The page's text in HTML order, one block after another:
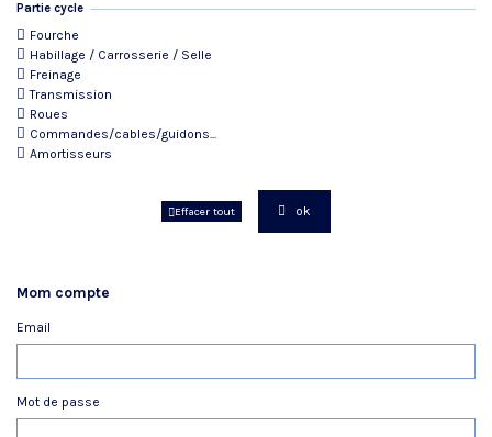
Partie cycle
Fourche
Habillage / Carrosserie / Selle
Freinage
Transmission
Roues
Commandes/cables/guidons...
Amortisseurs
Effacer tout ok
Mom compte
Email
Mot de passe